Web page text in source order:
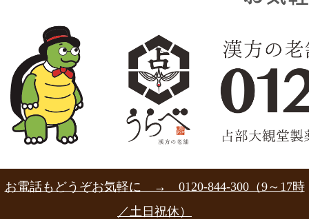
お電話もどうぞお気軽に → 0120-844-300（9～17時
／土日祝休）